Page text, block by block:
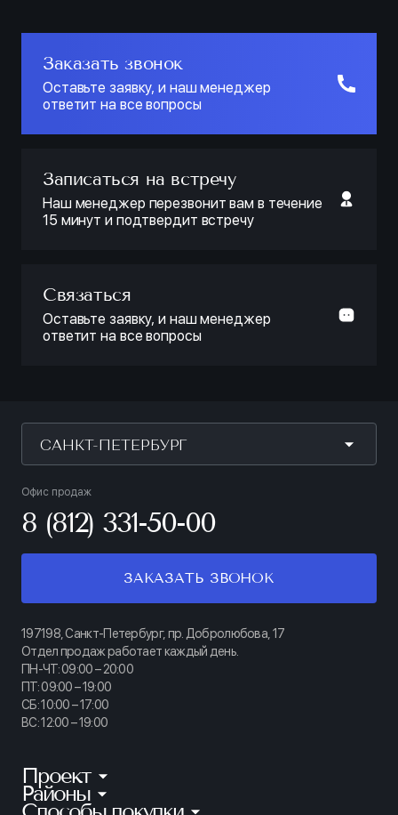
Заказать звонок
Оставьте заявку, и наш менеджер
ответит на все вопросы
Записаться на встречу
Наш менеджер перезвонит вам в течение
15 минут и подтвердит встречу
Связаться
Оставьте заявку, и наш менеджер
ответит на все вопросы
САНКТ-ПЕТЕРБУРГ
Офис продаж
8 (812) 331-50-00
ЗАКАЗАТЬ ЗВОНОК
197198, Санкт-Петербург, пр. Добролюбова, 17
Отдел продаж работает каждый день.
ПН-ЧТ: 09:00 – 20:00
ПТ: 09:00 – 19:00
СБ: 10:00 – 17:00
ВС: 12:00 – 19:00
Проект
КИНОПАРК
Районы
Калининский